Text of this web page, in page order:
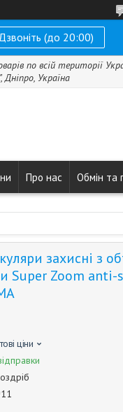
(до 20:00)
по всій території
Дніпро, Україна
Про нас Обмін та
захисні з
Super Zoom anti-
ціни